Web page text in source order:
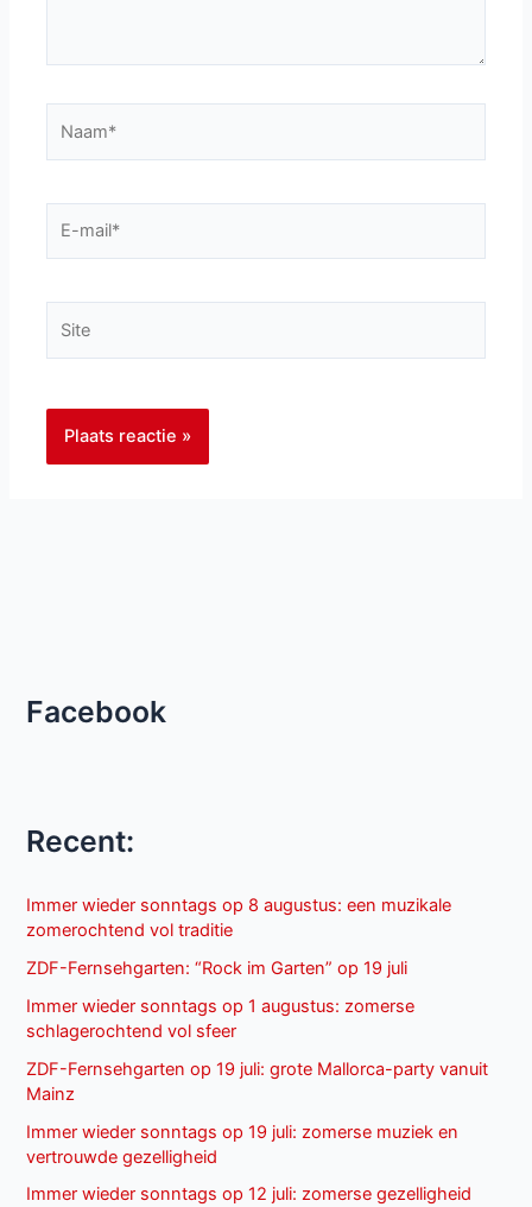
Facebook
Recent:
Immer wieder sonntags op 8 augustus: een muzikale
zomerochtend vol traditie
ZDF-Fernsehgarten: “Rock im Garten” op 19 juli
Immer wieder sonntags op 1 augustus: zomerse
schlagerochtend vol sfeer
ZDF-Fernsehgarten op 19 juli: grote Mallorca-party vanuit
Mainz
Immer wieder sonntags op 19 juli: zomerse muziek en
vertrouwde gezelligheid
Immer wieder sonntags op 12 juli: zomerse gezelligheid